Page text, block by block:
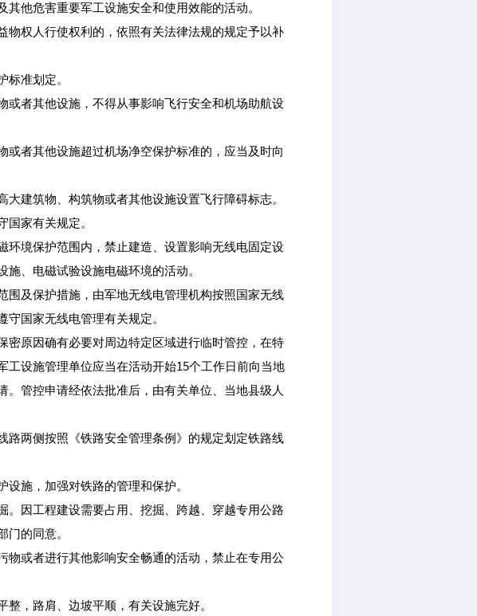
他危害重要军工设施安全和使用效能的活动。
权人行使权利的，依照有关法律法规的规定予以补
准划定。
者其他设施，不得从事影响飞行安全和机场助航设
者其他设施超过机场净空保护标准的，应当及时向
建筑物、构筑物或者其他设施设置飞行障碍标志。
家有关规定。
境保护范围内，禁止建造、设置影响无线电固定设
、电磁试验设施电磁环境的活动。
及保护措施，由军地无线电管理机构按照国家无线
国家无线电管理有关规定。
原因确有必要对周边特定区域进行临时管控，在特
工设施管理单位应当在活动开始15个工作日前向当地
管控申请经依法批准后，由有关单位、当地县级人
两侧按照《铁路安全管理条例》的规定划定铁路线
施，加强对铁路的管理和保护。
因工程建设需要占用、挖掘、跨越、穿越专用公路
门的同意。
或者进行其他影响安全畅通的活动，禁止在专用公
，路肩、边坡平顺，有关设施完好。